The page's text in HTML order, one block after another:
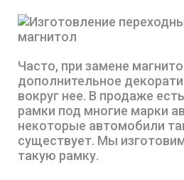
Часто, при замене
дополнительное
вокруг нее. В продаже
рамки под многие марки
некоторые автомобили
существует. Мы
такую рамку.